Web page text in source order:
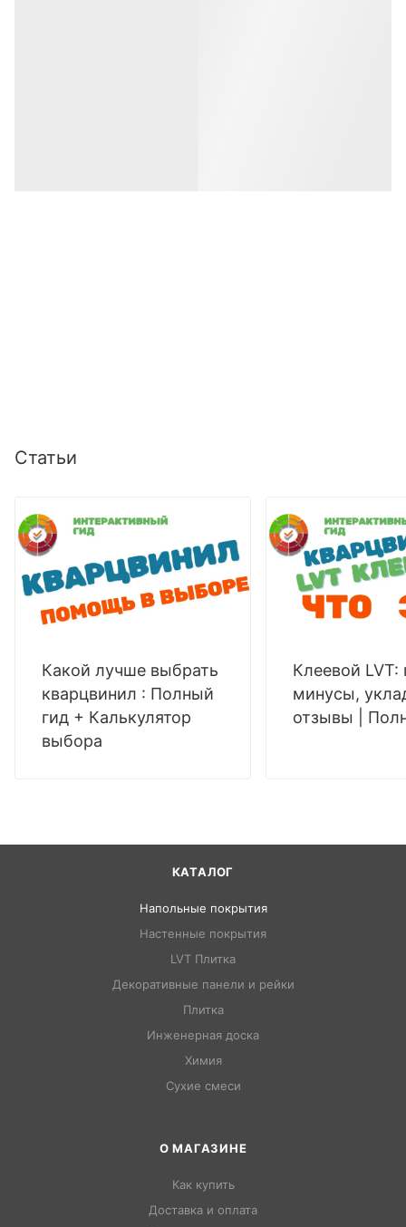
Статьи
Какой лучше выбрать
кварцвинил : Полный
гид + Калькулятор
выбора
Клеевой
минусы,
отзывы |
КАТАЛОГ
Напольные покрытия
Настенные покрытия
LVT Плитка
Декоративные панели и рейки
Плитка
Инженерная доска
Химия
Сухие смеси
О МАГАЗИНЕ
Как купить
Доставка и оплата